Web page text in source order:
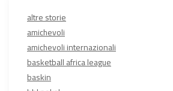
altre storie
amichevoli
amichevoli internazionali
basketball africa league
baskin